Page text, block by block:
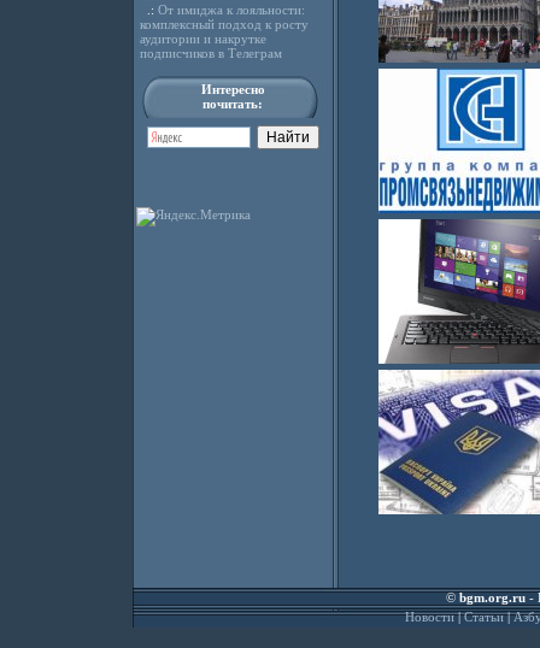
.: От имиджа к лояльности:
комплексный подход к росту
аудитории и накрутке
подписчиков в Телеграм
Интересно
почитать:
©bgm.org.ru-
Новости|Статьи|